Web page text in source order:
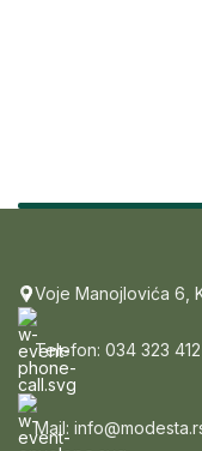
Voje Manojlovića 6,
Telefon: 034 323 412
Mail: